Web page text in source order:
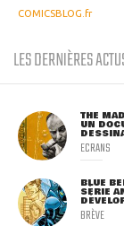
COMICSBLOG.fr
LES DERNIÈRES
THE
UN
ECRANS
BLUE
SÉRIE
BRÈVE